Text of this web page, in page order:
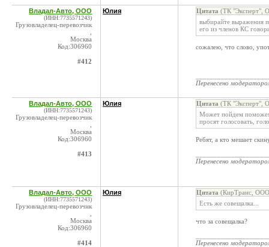
Владал-Авто, ООО
(ИНН:7735571243)
Грузовладелец-перевозчик
Москва
Код:306960
#412
Юлия Цитата (ТК "Эксперт",
выбирайте выражения
его из членов КС
сожалею, что слово,
Перенесено
Владал-Авто, ООО
(ИНН:7735571243)
Грузовладелец-перевозчик
Москва
Код:306960
#413
Юлия Цитата (ТК "Эксперт",
Может пойдем поможем
просят голосовать,
Ребят, а кто мешает
Перенесено
Владал-Авто, ООО
(ИНН:7735571243)
Грузовладелец-перевозчик
Москва
Код:306960
#414
Юлия Цитата (КирТранс,
Есть же совещалка...
что за совещалка?
Перенесено